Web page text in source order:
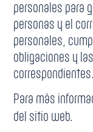
personales para
personas y el
personales,
obligaciones y
correspondientes.
Para más
del sitio web.